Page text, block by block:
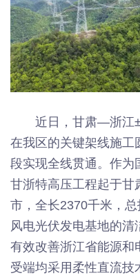
近日，甘肃—浙江
在我区的关键架线施工
段实现全线贯通。作为
甘浙特高压工程起于甘
市，全长2370千米，
风电光伏发电基地的
有效改善浙江省能源和
受端均采用柔性直流